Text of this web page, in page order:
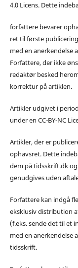
4.0 Licens. Dette
forfattere bevarer
ret til første
med en anerkendelse
Forfattere, der ikke
redaktør besked
korrektur på artiklen.
Artikler udgivet i
under en CC-BY-NC
Artikler, der er
ophavsret. Dette
dem på tidsskrift.dk
genudgives uden
Forfattere kan indgå
eksklusiv distribution
(f.eks. sende det til et
med en
tidsskrift.